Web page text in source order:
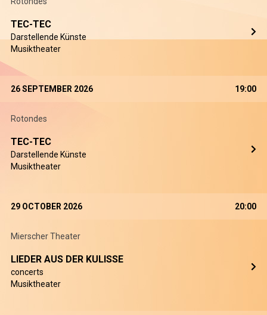
TEC-TEC
Darstellende Künste
Musiktheater
26 SEPTEMBER 2026 19:00
Rotondes
TEC-TEC
Darstellende Künste
Musiktheater
29 OCTOBER 2026 20:00
Mierscher Theater
LIEDER AUS DER KULISSE
concerts
Musiktheater